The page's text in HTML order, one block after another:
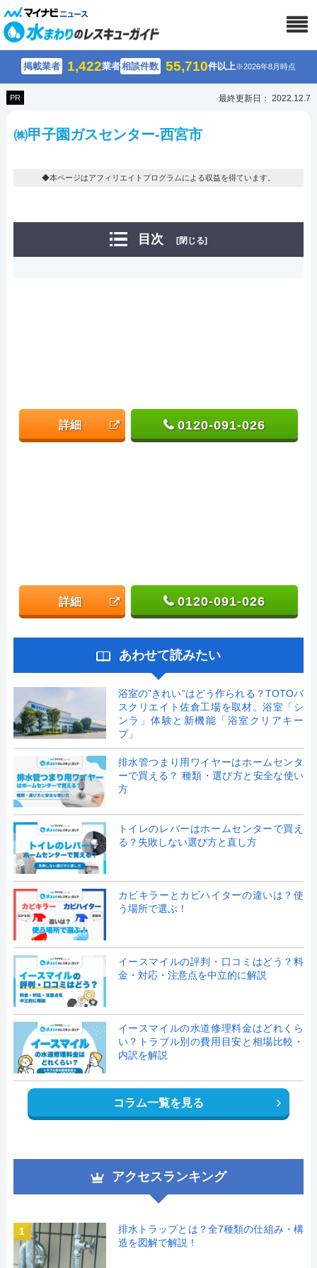
掲載業者 1,422業者相談件数 55,710件以上※2026年8月時点
PR 最終更新日： 2022.12.7
㈱甲子園ガスセンター-西宮市
◆本ページはアフィリエイトプログラムによる収益を得ています。
目次 [閉じる]
詳細 0120-091-026
詳細 0120-091-026
あわせて読みたい
浴室の”きれい”はどう作られる？TOTOバ
スクリエイト佐倉工場を取材。浴室「シ
ンラ」体験と新機能「浴室クリアキー
プ」
排水管つまり用ワイヤーはホームセンタ
ーで買える？ 種類・選び方と安全な使い
方
トイレのレバーはホームセンターで買え
る？失敗しない選び方と直し方
カビキラーとカビハイターの違いは？使
う場所で選ぶ！
イースマイルの評判・口コミはどう？料
金・対応・注意点を中立的に解説
イースマイルの水道修理料金はどれくら
い？トラブル別の費用目安と相場比較・
内訳を解説
コラム一覧を見る
アクセスランキング
1
排水トラップとは？全7種類の仕組み・構
造を図解で解説！